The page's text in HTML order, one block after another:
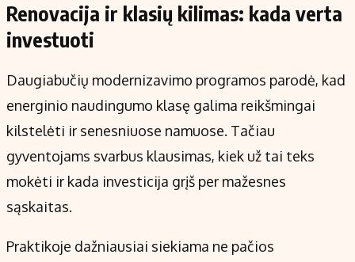
Renovacija ir klasių kilimas: kada verta
investuoti
Daugiabučių modernizavimo programos parodė, kad
energinio naudingumo klasę galima reikšmingai
kilstelėti ir senesniuose namuose. Tačiau
gyventojams svarbus klausimas, kiek už tai teks
mokėti ir kada investicija grįš per mažesnes
sąskaitas.
Praktikoje dažniausiai siekiama ne pačios